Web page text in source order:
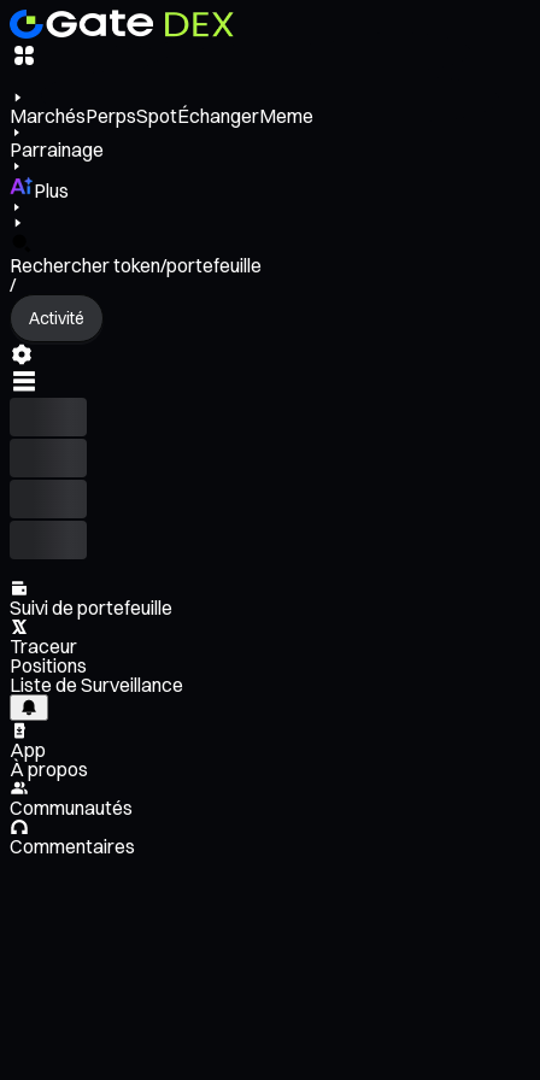
MarchésPerpsSpotÉchangerMeme
Parrainage
Plus
Rechercher token/portefeuille
/
Activité
Suivi de portefeuille
Traceur
Positions
Liste de Surveillance
App
À propos
Communautés
Commentaires